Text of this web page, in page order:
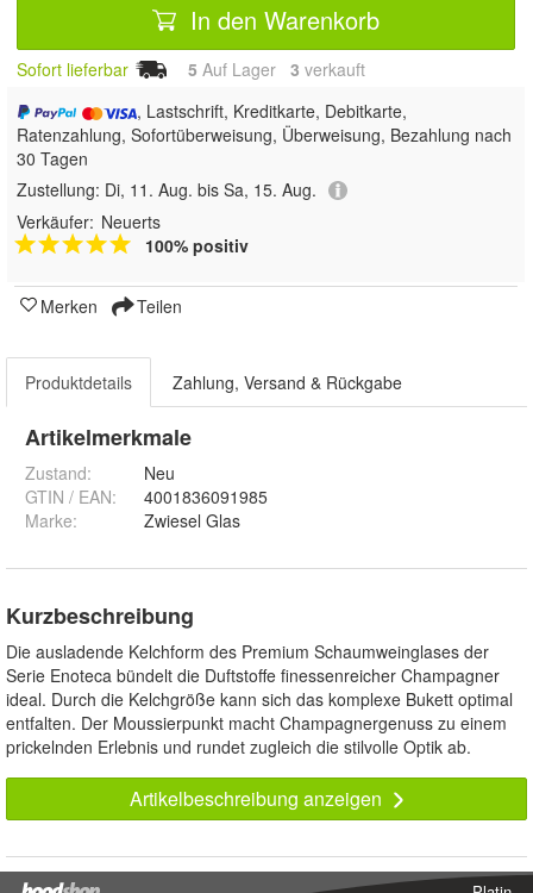
In den Warenkorb
Sofort lieferbar 5 Auf Lager 3 verkauft
, Lastschrift, Kreditkarte, Debitkarte,
Ratenzahlung, Sofortüberweisung, Überweisung, Bezahlung nach
30 Tagen
Zustellung: Di, 11. Aug. bis Sa, 15. Aug.
Verkäufer: Neuerts
100% positiv
Merken Teilen
Produktdetails Zahlung, Versand & Rückgabe
Artikelmerkmale
Zustand:
Neu
GTIN / EAN:
4001836091985
Marke:
Zwiesel Glas
Kurzbeschreibung
Die ausladende Kelchform des Premium Schaumweinglases der
Serie Enoteca bündelt die Duftstoffe finessenreicher Champagner
ideal. Durch die Kelchgröße kann sich das komplexe Bukett optimal
entfalten. Der Moussierpunkt macht Champagnergenuss zu einem
prickelnden Erlebnis und rundet zugleich die stilvolle Optik ab.
Artikelbeschreibung anzeigen